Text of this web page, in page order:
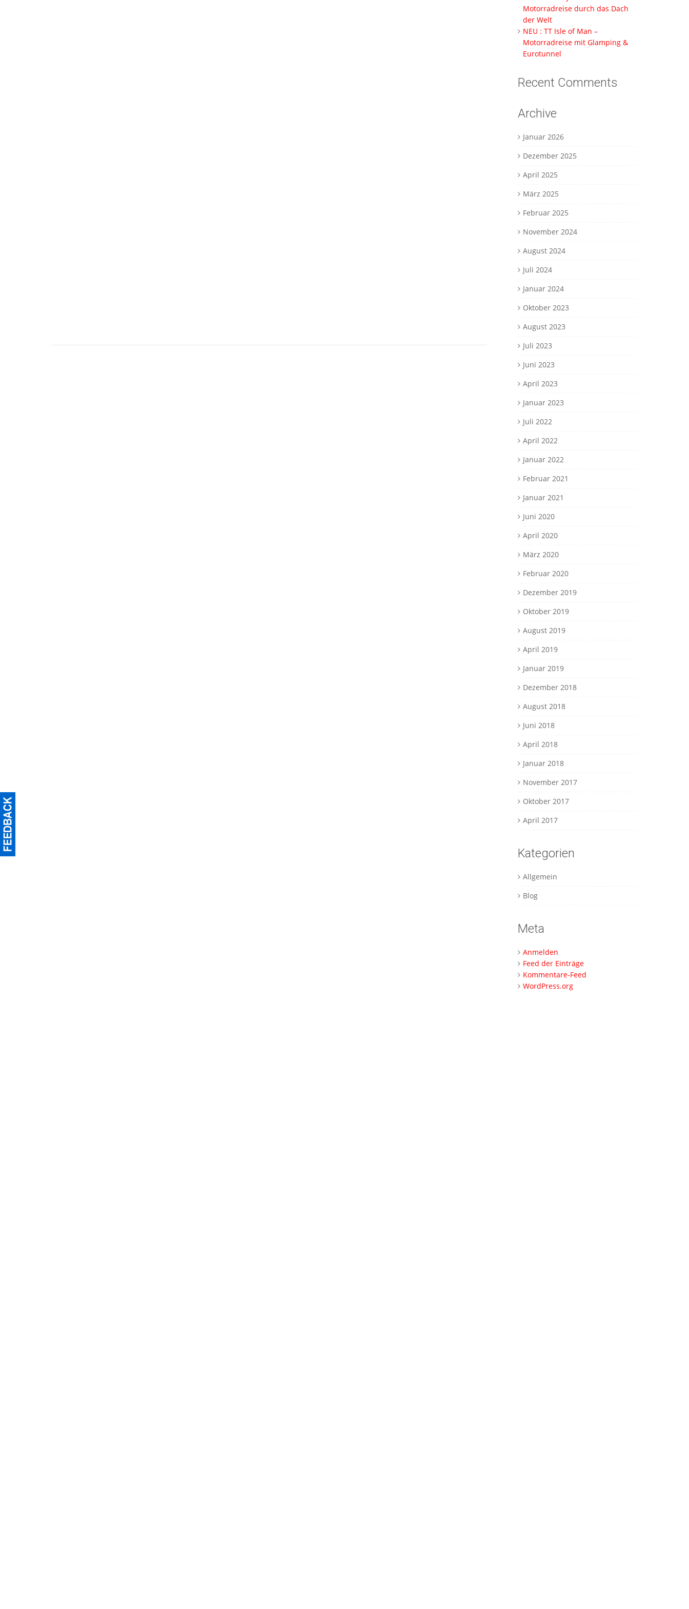
Motorradreise durch das Dach
der Welt
NEU : TT Isle of Man –
Motorradreise mit Glamping &
Eurotunnel
Recent Comments
Archive
Januar 2026
Dezember 2025
April 2025
März 2025
Februar 2025
November 2024
August 2024
Juli 2024
Januar 2024
Oktober 2023
August 2023
Juli 2023
Juni 2023
April 2023
Januar 2023
Juli 2022
April 2022
Januar 2022
Februar 2021
Januar 2021
Juni 2020
April 2020
März 2020
Februar 2020
Dezember 2019
Oktober 2019
August 2019
April 2019
Januar 2019
Dezember 2018
August 2018
Juni 2018
April 2018
Januar 2018
November 2017
Oktober 2017
April 2017
Kategorien
Allgemein
Blog
Meta
Anmelden
Feed der Einträge
Kommentare-Feed
WordPress.org